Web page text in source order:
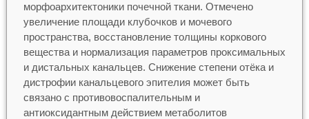
морфоархитектоники почечной ткани. Отмечено
увеличение площади клубочков и мочевого
пространства, восстановление толщины коркового
вещества и нормализация параметров проксимальных
и дистальных канальцев. Снижение степени отёка и
дистрофии канальцевого эпителия может быть
связано с противовоспалительным и
антиоксидантным действием метаболитов